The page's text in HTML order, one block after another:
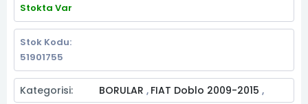
Stokta Var
Stok Kodu:
51901755
Kategorisi: BORULAR , FIAT Doblo 2009-2015 ,